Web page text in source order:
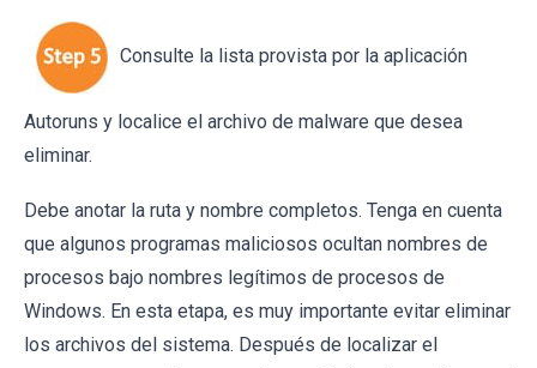
Consulte la lista provista por la aplicación
Autoruns y localice el archivo de malware que desea
eliminar.
Debe anotar la ruta y nombre completos. Tenga en cuenta
que algunos programas maliciosos ocultan nombres de
procesos bajo nombres legítimos de procesos de
Windows. En esta etapa, es muy importante evitar eliminar
los archivos del sistema. Después de localizar el